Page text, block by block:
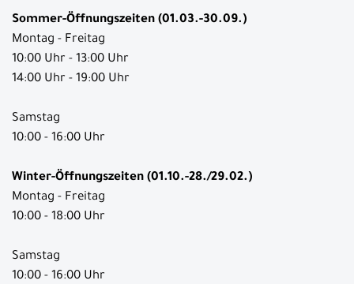
Öffnungszeiten
Sommer-Öffnungszeiten (01.03.-30.09.)
Montag - Freitag
10:00 Uhr - 13:00 Uhr
Samstag